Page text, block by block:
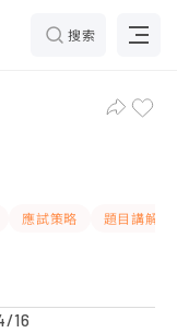
搜索
應試策略
題目講解
16